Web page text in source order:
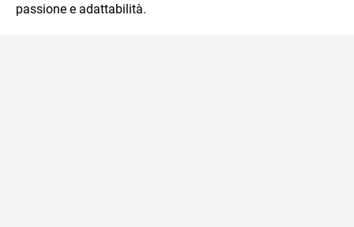
passione e adattabilità.